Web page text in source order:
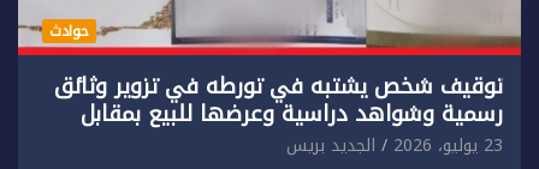
حوادث
توقيف شخص يشتبه في تورطه في تزوير وثائق
رسمية وشواهد دراسية وعرضها للبيع بمقابل
مادي.
23 يوليو، 2026 الجديد بريس